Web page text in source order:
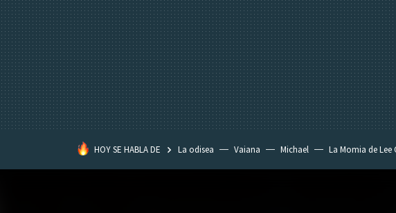
HOY SE HABLA DE La odisea Vaiana Michael La Momia de Lee